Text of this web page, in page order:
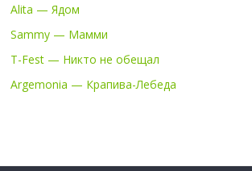
Alita — Ядом
Sammy — Мамми
T-Fest — Никто не обещал
Argemonia — Крапива-Лебеда